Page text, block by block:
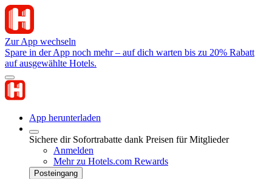
Zur App wechseln
Spare in der App noch mehr – auf dich warten bis zu 20% Rabatt
auf ausgewählte Hotels.
App herunterladen
Sichere dir Sofortrabatte dank Preisen für Mitglieder
Anmelden
Mehr zu Hotels.com Rewards
Posteingang